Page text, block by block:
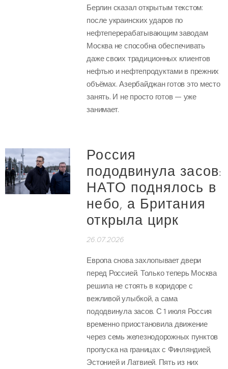
Берлин сказал открытым текстом:
после украинских ударов по
нефтеперерабатывающим заводам
Москва не способна обеспечивать
даже своих традиционных клиентов
нефтью и нефтепродуктами в прежних
объёмах. Азербайджан готов это место
занять. И не просто готов — уже
занимает.
Россия
пододвинула засов:
НАТО поднялось в
небо, а Британия
открыла цирк
26.07.2026
Европа снова захлопывает двери
перед Россией. Только теперь Москва
решила не стоять в коридоре с
вежливой улыбкой, а сама
пододвинула засов. С 1 июля Россия
временно приостановила движение
через семь железнодорожных пунктов
пропуска на границах с Финляндией,
Эстонией и Латвией. Пять из них